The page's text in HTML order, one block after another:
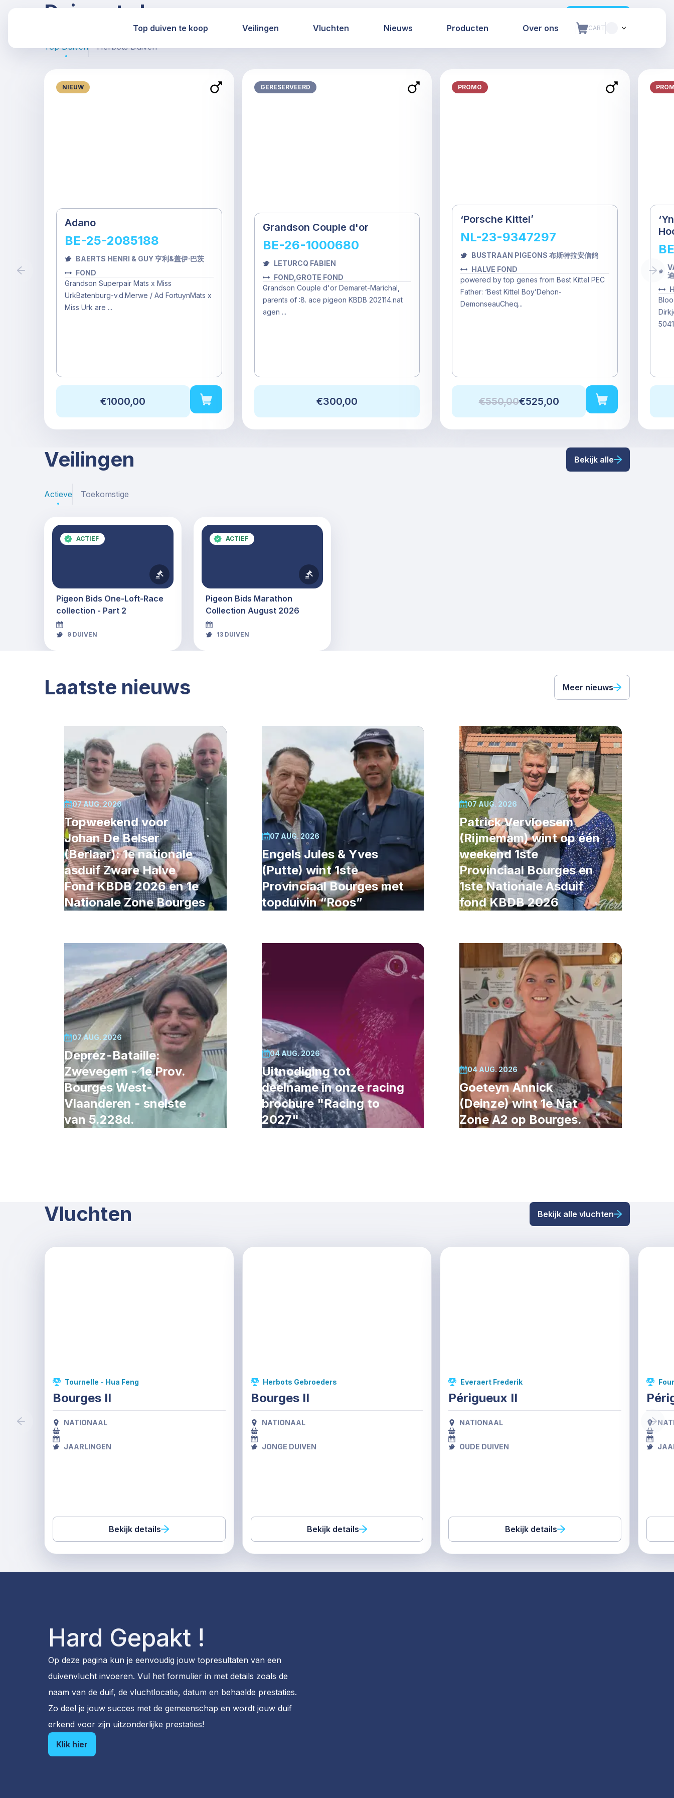
Top duiven te koop Veilingen Vluchten Nieuws Producten Over ons CART
Duiven te koop
Top Duiven Herbots Duiven
NIEUW
Adano
BE-25-2085188
BAERTS HENRI & GUY 亨利&盖伊·巴茨
FOND
Grandson Superpair Mats x Miss
UrkBatenburg-v.d.Merwe / Ad FortuynMats x
Miss Urk are ...
€1000,00
GERESERVEERD
Grandson Couple d'or
BE-26-1000680
LETURCQ FABIEN
FOND,GROTE FOND
Grandson Couple d'or Demaret-Marichal,
parents of :8. ace pigeon KBDB 202114.nat
agen ...
€300,00
PROMO
‘Porsche Kittel’
NL-23-9347297
BUSTRAAN PIGEONS 布斯特拉安信鸽
HALVE FOND
powered by top genes from Best Kittel PEC
Father: ‘Best Kittel Boy’Dehon-
DemonseauCheq...
€550,00€525,00
Veilingen Bekijk alle
Actieve Toekomstige
ACTIEF
Pigeon Bids One-Loft-Race
collection - Part 2
9 DUIVEN
ACTIEF
Pigeon Bids Marathon
Collection August 2026
13 DUIVEN
Laatste nieuws Meer nieuws
07 AUG. 2026
Topweekend voor
Johan De Belser
(Berlaar): 1e nationale
asduif Zware Halve
Fond KBDB 2026 en 1e
Nationale Zone Bourges
07 AUG. 2026
Engels Jules & Yves
(Putte) wint 1ste
Provinciaal Bourges met
topduivin “Roos”
07 AUG. 2026
Patrick Vervloesem
(Rijmemam) wint op één
weekend 1ste
Provinciaal Bourges en
1ste Nationale Asduif
fond KBDB 2026
07 AUG. 2026
Deprez-Bataille:
Zwevegem - 1e Prov.
Bourges West-
Vlaanderen - snelste
van 5.228d.
04 AUG. 2026
Uitnodiging tot
deelname in onze racing
brochure "Racing to
2027"
04 AUG. 2026
Goeteyn Annick
(Deinze) wint 1e Nat
Zone A2 op Bourges.
Vluchten Bekijk alle vluchten
Tournelle - Hua Feng
Bourges II
NATIONAAL
JAARLINGEN
Bekijk details
Herbots Gebroeders
Bourges II
NATIONAAL
JONGE DUIVEN
Bekijk details
Everaert Frederik
Périgueux II
NATIONAAL
OUDE DUIVEN
Bekijk details
Hard Gepakt !
Op deze pagina kun je eenvoudig jouw topresultaten van een
duivenvlucht invoeren. Vul het formulier in met details zoals de
naam van de duif, de vluchtlocatie, datum en behaalde prestaties.
Zo deel je jouw succes met de gemeenschap en wordt jouw duif
erkend voor zijn uitzonderlijke prestaties!
Klik hier